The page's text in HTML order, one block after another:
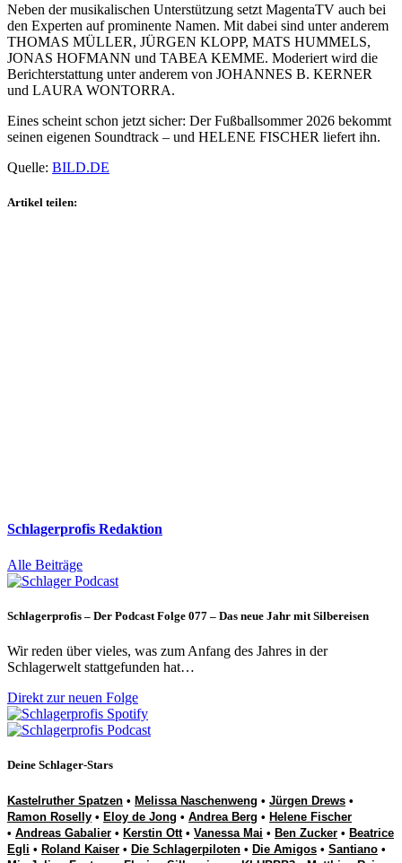
Neben der musikalischen Unterstützung setzt MagentaTV auch bei
den Experten auf prominente Namen. Mit dabei sind unter anderem
THOMAS MÜLLER, JÜRGEN KLOPP, MATS HUMMELS,
JONAS HOFMANN und TABEA KEMME. Moderiert wird die
Berichterstattung unter anderem von JOHANNES B. KERNER
und LAURA WONTORRA.
Eines scheint schon jetzt sicher: Der Fußballsommer 2026 bekommt
seinen eigenen Soundtrack – und HELENE FISCHER liefert ihn.
Quelle: BILD.DE
Artikel teilen:
Schlagerprofis Redaktion
Alle Beiträge
Schlagerprofis – Der Podcast Folge 077 – Das neue Jahr mit Silbereisen
Wir reden über vieles, was zum Anfang des Jahres in der
Schlagerwelt stattgefunden hat…
Direkt zur neuen Folge
Deine Schlager-Stars
Kastelruther Spatzen • Melissa Naschenweng • Jürgen Drews •
Ramon Roselly • Eloy de Jong • Andrea Berg • Helene Fischer
• Andreas Gabalier • Kerstin Ott• Vanessa Mai • Ben Zucker • Beatrice
Egli • Roland Kaiser • Die Schlagerpiloten • Die Amigos • Santiano •